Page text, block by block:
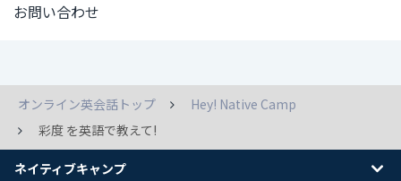
お問い合わせ
オンライン英会話トップ
Hey! Native Camp
彩度 を英語で教えて!
ネイティブキャンプ